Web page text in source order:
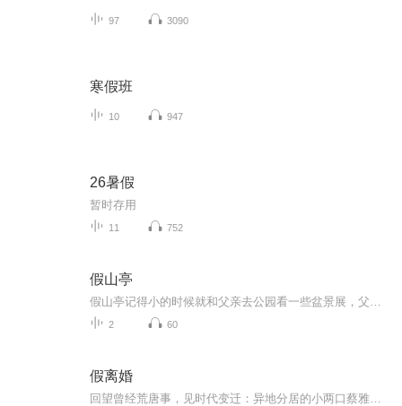
97 3090
寒假班
10 947
26暑假
暂时存用
11 752
假山亭
2 60
假离婚